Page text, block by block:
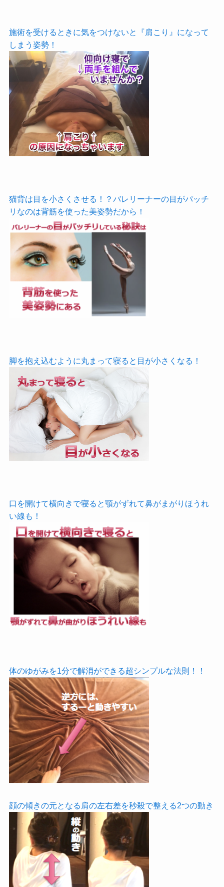
施術を受けるときに気をつけないと『肩こり』になって
しまう姿勢！
猫背は目を小さくさせる！？バレリーナーの目がパッチ
リなのは背筋を使った美姿勢だから！
脚を抱え込むように丸まって寝ると目が小さくなる！
口を開けて横向きで寝ると顎がずれて鼻がまがりほうれ
い線も！
体のゆがみを1分で解消ができる超シンプルな法則！！
顔の傾きの元となる肩の左右差を秒殺で整える2つの動き